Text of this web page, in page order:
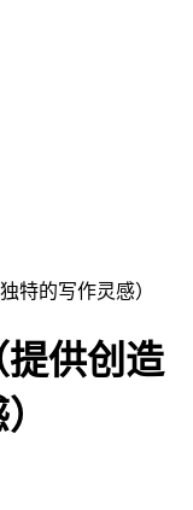
特的写作灵感）
供创造